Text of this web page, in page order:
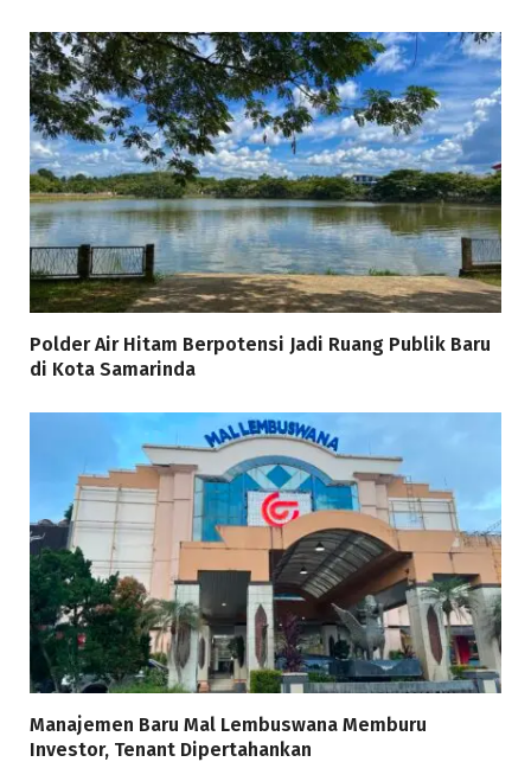
Polder Air Hitam Berpotensi Jadi Ruang Publik Baru
di Kota Samarinda
Manajemen Baru Mal Lembuswana Memburu
Investor, Tenant Dipertahankan